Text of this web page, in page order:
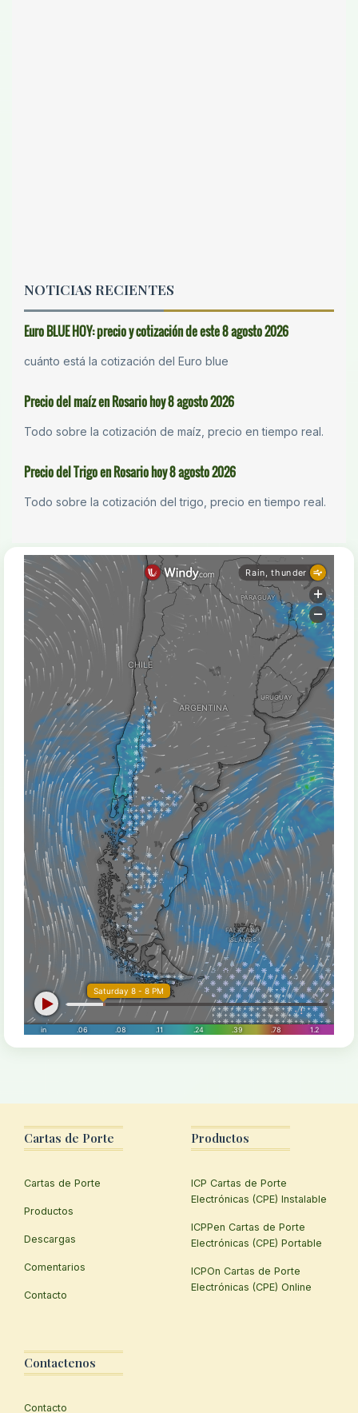
NOTICIAS RECIENTES
Euro BLUE HOY: precio y cotización de este 8 agosto 2026
cuánto está la cotización del Euro blue
Precio del maíz en Rosario hoy 8 agosto 2026
Todo sobre la cotización de maíz, precio en tiempo real.
Precio del Trigo en Rosario hoy 8 agosto 2026
Todo sobre la cotización del trigo, precio en tiempo real.
Cartas de Porte
Cartas de Porte
Productos
Descargas
Comentarios
Contacto
Productos
ICP Cartas de Porte
Electrónicas (CPE) Instalable
ICPPen Cartas de Porte
Electrónicas (CPE) Portable
ICPOn Cartas de Porte
Electrónicas (CPE) Online
Contactenos
Contacto